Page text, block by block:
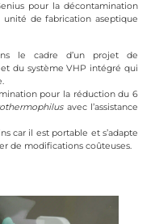
pour la décontamination
unité de fabrication aseptique
le cadre d’un projet de
du système VHP intégré qui
pour la réduction du 6
avec l’assistance
car il est portable et s’adapte
de modifications coûteuses.